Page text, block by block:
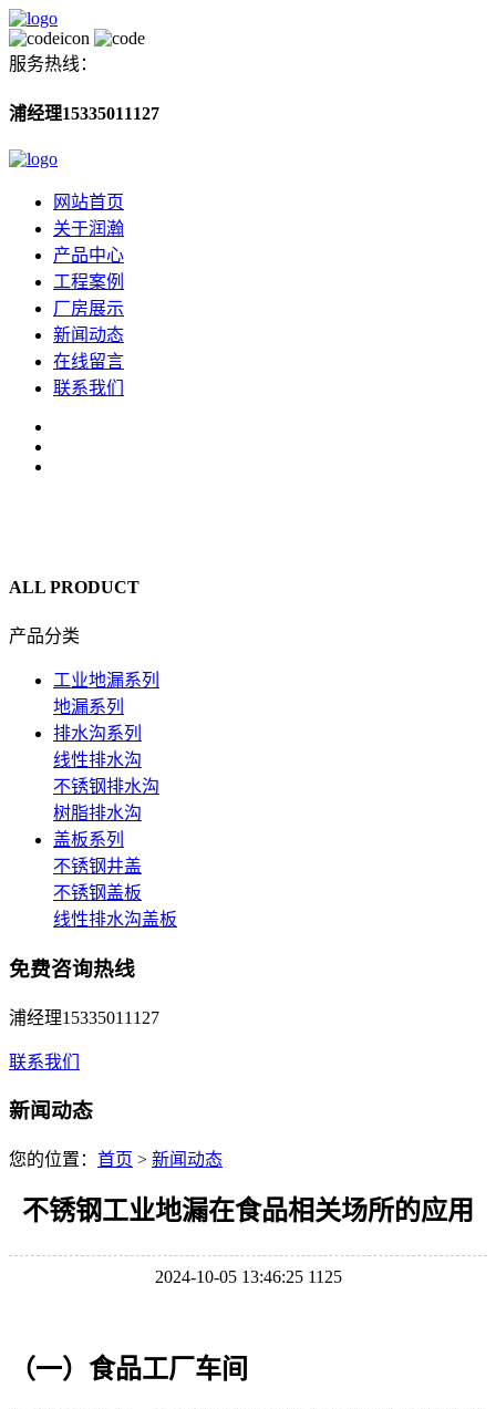
服务热线：
浦经理15335011127
网站首页
关于润瀚
产品中心
工程案例
厂房展示
新闻动态
在线留言
联系我们
ALL PRODUCT
产品分类
工业地漏系列
地漏系列
排水沟系列
线性排水沟
不锈钢排水沟
树脂排水沟
盖板系列
不锈钢井盖
不锈钢盖板
线性排水沟盖板
免费咨询热线
浦经理15335011127
联系我们
新闻动态
您的位置： 首页 > 新闻动态
不锈钢工业地漏在食品相关场所的应用
2024-10-05 13:46:25 1125
（一）食品工厂车间